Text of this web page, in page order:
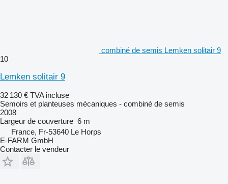
combiné de semis Lemken solitair 9
10
Lemken solitair 9
32 130 € TVA incluse
Semoirs et planteuses mécaniques - combiné de semis
2008
Largeur de couverture 6 m
France, Fr-53640 Le Horps
E-FARM GmbH
Contacter le vendeur